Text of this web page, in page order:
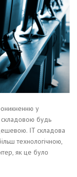
у
складовою будь
IT складова
технологічною,
як це було